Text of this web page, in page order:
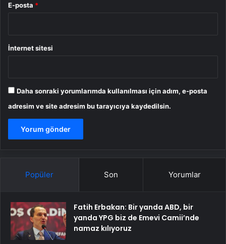
E-posta *
İnternet sitesi
Daha sonraki yorumlarımda kullanılması için adım, e-posta
adresim ve site adresim bu tarayıcıya kaydedilsin.
Popüler Son Yorumlar
Fatih Erbakan: Bir yanda ABD, bir
yanda YPG biz de Emevi Camii’nde
namaz kılıyoruz